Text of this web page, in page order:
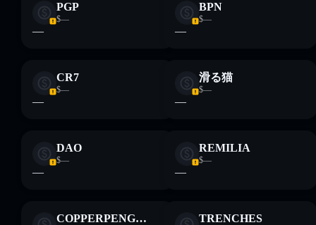
PGP
$—
—
BPN
$—
—
CR7
$—
—
滑る猫
$—
—
DAO
$—
—
REMILIA
$—
—
COPPERPENGUIN TRENCHES